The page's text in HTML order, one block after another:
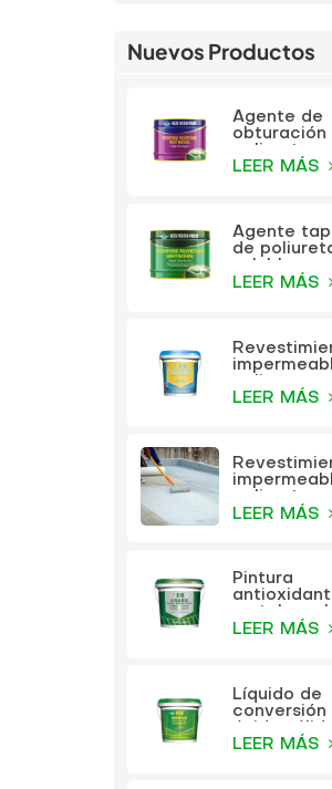
Nuevos Productos
Agente de
obturación
de aceite
LEER MÁS
Agente
de
KEZU
LEER MÁS
elasticidad
LEER MÁS
elasticidad
LEER MÁS
Pintura
agua KEZU
LEER MÁS
Líquido de
conversión
LEER MÁS